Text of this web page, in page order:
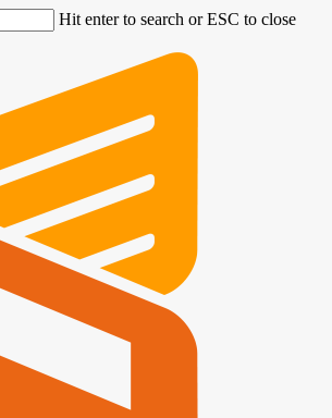
Hit enter to search or ESC to close